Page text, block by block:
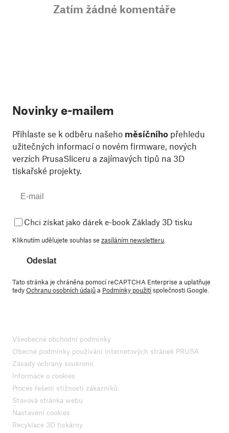
Zatím žádné komentáře
Novinky e-mailem
Přihlaste se k odběru našeho měsíčního přehledu
užitečných informací o novém firmware, nových
verzích PrusaSliceru a zajímavých tipů na 3D
tiskařské projekty.
Chci získat jako dárek e-book Základy 3D tisku
Kliknutím udělujete souhlas se zasíláním newsletteru
Odeslat
Tato stránka je chráněna pomocí reCAPTCHA Enterprise a uplatňuje
tedyOchranu osobních údajůa Podmínky použitíspolečnosti Google.
Všeobecné obchodní podmínky
Obecné podmínky používání internetových stránek PRUSA
Zásady ochrany soukromí
Informace o cookies
Proces řešení stížností zákazníků
Stavová stránka webu
Nastavení cookies
Recyklace 3D tiskárny